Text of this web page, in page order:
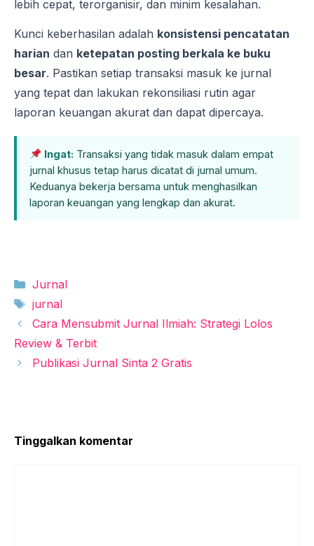
lebih cepat, terorganisir, dan minim kesalahan.
Kunci keberhasilan adalah konsistensi pencatatan
harian dan ketepatan posting berkala ke buku
besar. Pastikan setiap transaksi masuk ke jurnal
yang tepat dan lakukan rekonsiliasi rutin agar
laporan keuangan akurat dan dapat dipercaya.
Ingat: Transaksi yang tidak masuk dalam empat
jurnal khusus tetap harus dicatat di jurnal umum.
Keduanya bekerja bersama untuk menghasilkan
laporan keuangan yang lengkap dan akurat.
Kategori
Jurnal
Tag
jurnal
Cara Mensubmit Jurnal Ilmiah: Strategi Lolos
Review & Terbit
Publikasi Jurnal Sinta 2 Gratis
Tinggalkan komentar